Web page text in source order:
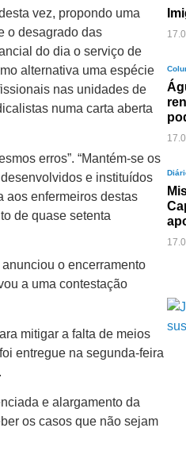
vez, propondo uma
o desagrado das
do dia o serviço de
alternativa uma espécie
nas unidades de
numa carta aberta
erros”. “Mantém-se os
e instituídos
aos enfermeiros destas
de quase setenta
o encerramento
a uma contestação
mitigar a falta de meios
entregue na segunda-feira
e alargamento da
os casos que não sejam